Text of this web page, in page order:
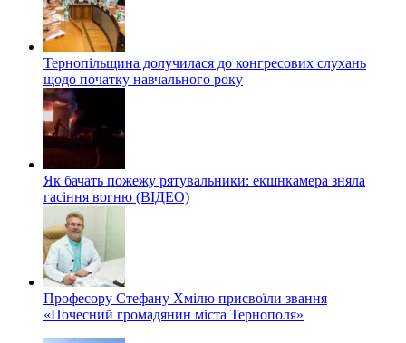
Тернопільщина долучилася до конгресових слухань
щодо початку навчального року
Як бачать пожежу рятувальники: екшнкамера зняла
гасіння вогню (ВІДЕО)
Професору Стефану Хмілю присвоїли звання
«Почесний громадянин міста Тернополя»